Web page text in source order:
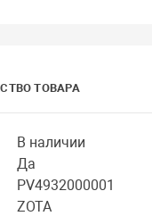
ТОВАРА
В наличии
Да
PV4932000001
ZOTA